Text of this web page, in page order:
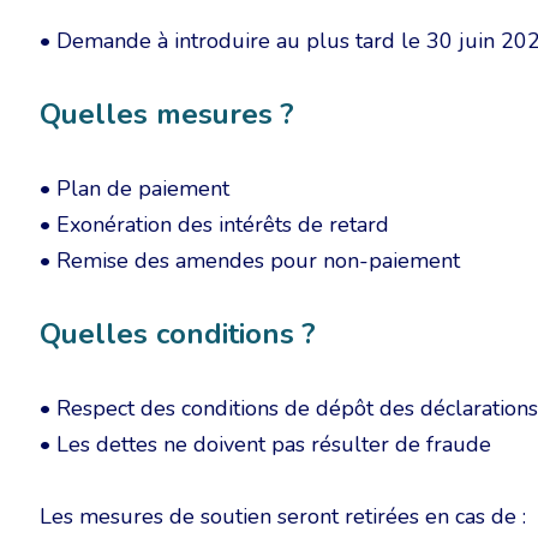
• Demande à introduire au plus tard le 30 juin
Quelles mesures ?
• Plan de paiement
• Exonération des intérêts de retard
• Remise des amendes pour non-paiement
Quelles conditions ?
• Respect des conditions de dépôt des déclarations
• Les dettes ne doivent pas résulter de fraude
Les mesures de soutien seront retirées en cas de :